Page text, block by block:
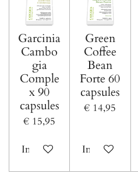
Garcinia
Cambo
gia
Comple
x 90
capsules
€ 15,95
In winkelwagen
Green
Coffee
Bean
Forte 60
capsules
€ 14,95
In